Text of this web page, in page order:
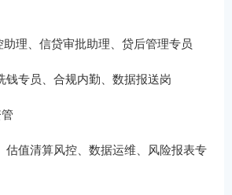
助理、信贷审批助理、贷后管理专员
钱专员、合规内勤、数据报送岗
估值清算风控、数据运维、风险报表专